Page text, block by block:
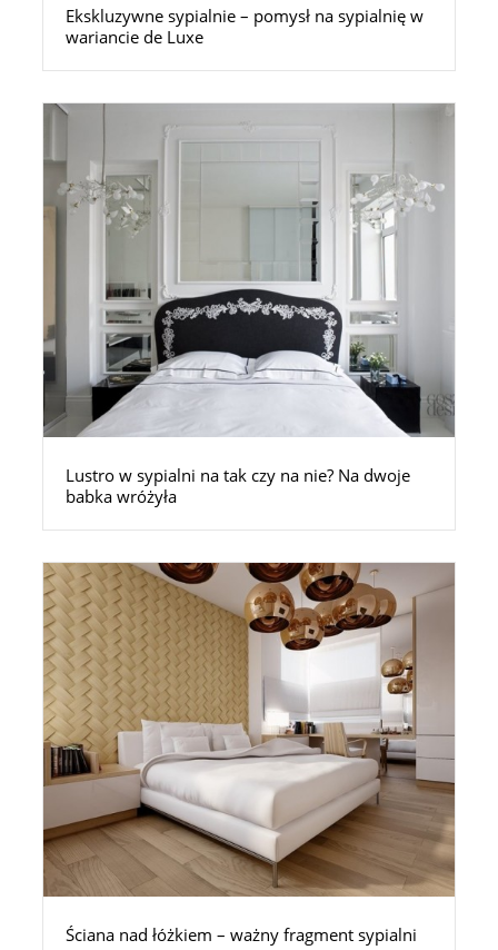
Ekskluzywne sypialnie – pomysł na sypialnię w
wariancie de Luxe
Lustro w sypialni na tak czy na nie? Na dwoje
babka wróżyła
Ściana nad łóżkiem – ważny fragment sypialni